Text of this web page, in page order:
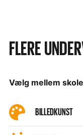
FLERE
Vælg mellem
BILLEDKUNST